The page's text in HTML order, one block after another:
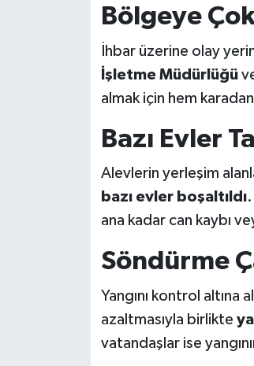
Bölgeye
İhbar üzerine olay
İşletme Müdürlüğü
almak için hem
Bazı Evler
Alevlerin yerleşim
bazı evler boşaltıldı.
ana kadar can kaybı
Söndürme
Yangını kontrol
azaltmasıyla birlikte
vatandaşlar ise